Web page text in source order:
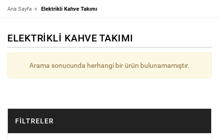
Ana Sayfa » Elektrikli Kahve Takımı
ELEKTRIKLI KAHVE TAKIMI
Arama sonucunda herhangi bir ürün bulunamamıştır.
FILTRELER